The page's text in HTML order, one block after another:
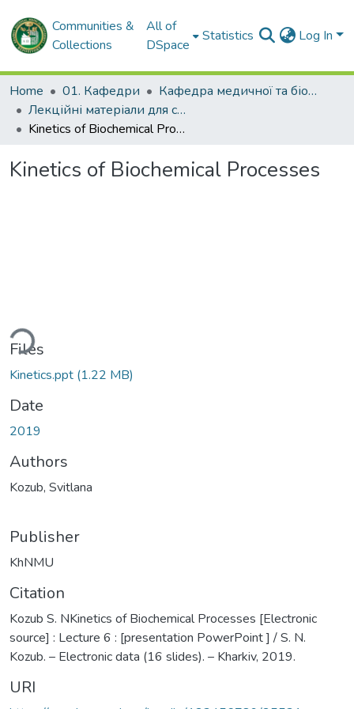
Communities &
Collections
All of
DSpace
Statistics Log In
Home 01. Кафедри
Кафедра медичної та біоорганічної хімії
Лекційні матеріали для студентів. Кафедра медичної та біоорганічної хімії
Kinetics of Biochemical Processes
Kinetics of Biochemical Processes
Files
Kinetics.ppt (1.22 MB)
Date
2019
Authors
Kozub, Svitlana
Publisher
KhNMU
Citation
Kozub S. NKinetics of Biochemical Processes [Electronic
source] : Lecture 6 : [presentation PowerPoint ] / S. N.
Kozub. – Electronic data (16 slides). – Kharkiv, 2019.
URI